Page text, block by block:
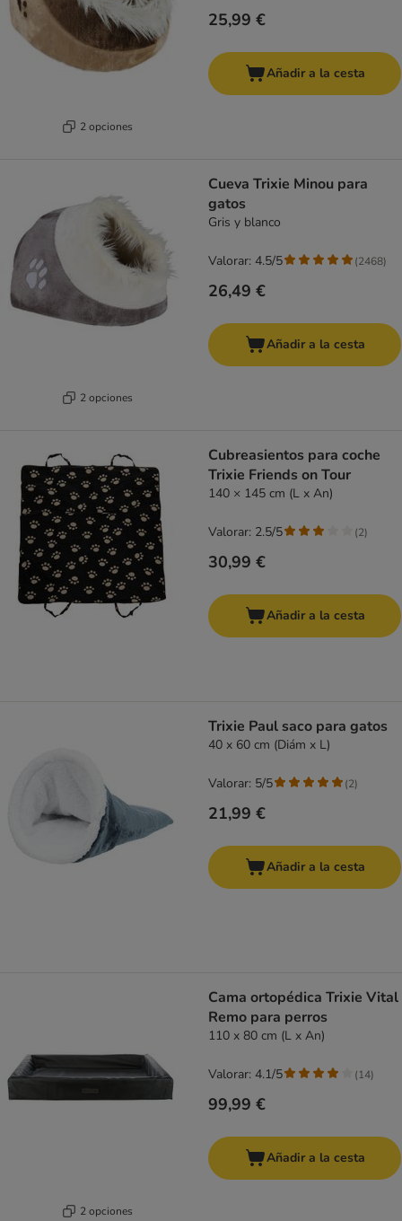
2 opciones
25,99 €
Añadir a la cesta
2 opciones
Cueva Trixie Minou para
gatos
Gris y blanco
26,49 €
Valorar: 4.5/5 (2468)
Añadir a la cesta
Cubreasientos para coche
Trixie Friends on Tour
140 × 145 cm (L x An)
30,99 €
Valorar: 2.5/5 (2)
Añadir a la cesta
Trixie Paul saco para gatos
40 x 60 cm (Diám x L)
21,99 €
Valorar: 5/5 (2)
Añadir a la cesta
2 opciones
Cama ortopédica Trixie Vital
Remo para perros
110 x 80 cm (L x An)
99,99 €
Valorar: 4.1/5 (14)
Añadir a la cesta